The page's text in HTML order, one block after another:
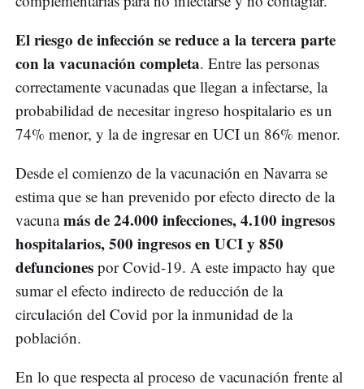
El riesgo de infección se reduce a la tercera parte
con la vacunación completa. Entre las personas
correctamente vacunadas que llegan a infectarse, la
probabilidad de necesitar ingreso hospitalario es un
74% menor, y la de ingresar en UCI un 86% menor.
Desde el comienzo de la vacunación en Navarra se
estima que se han prevenido por efecto directo de la
vacunamás de 24.000 infecciones, 4.100 ingresos
hospitalarios, 500 ingresos en UCI y 850
defunciones por Covid-19. A este impacto hay que
sumar el efecto indirecto de reducción de la
circulación del Covid por la inmunidad de la
población.
En lo que respecta al proceso de vacunación frente al